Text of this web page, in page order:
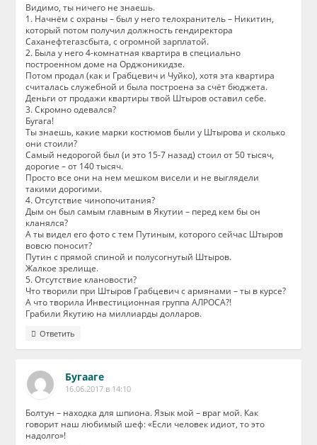
Видимо, ты ничего не знаешь.
1. Начнём с охраны – был у него телохранитель – Никитин,
который потом получил должность гендиректора
Саханефтегазсбыта, с огромной зарплатой.
2. Была у него 4-комнатная квартира в специально
построенном доме на Орджоникидзе.
Потом продал (как и Грабцевич и Чуйко), хотя эта квартира
считалась служебной и была построена за счёт бюджета.
Деньги от продажи квартиры твой Штыров оставил себе.
3. Скромно одевался?
Бугага!
Ты знаешь, какие марки костюмов были у Штырова и сколько
они стоили?
Самый недорогой был (и это 15-7 назад) стоил от 50 тысяч,
дорогие – от 140 тысяч.
Просто все они на нем мешком висели и не выглядели
такими дорогими.
4. Отсутствие чинопочитания?
Дым он был самым главным в Якутии – перед кем бы он
кланялся?
А ты видел его фото с тем Путиным, которого сейчас Штыров
вовсю поносит?
Путин с прямой спиной и полусогнутый Штыров.
Жалкое зрелище.
5. Отсутствие клановости?
Что творили при Штыров Грабцевич с армянами – ты в курсе?
А что творила Инвестиционная группа АЛРОСА?!
Грабили Якутию на миллиарды долларов.
Ответить
Бугааге
16.06.2017 в 14:10
Болтун – находка для шпиона. Язык мой – враг мой. Как
говорит наш любимый шеф: «Если человек идиот, то это
надолго»!